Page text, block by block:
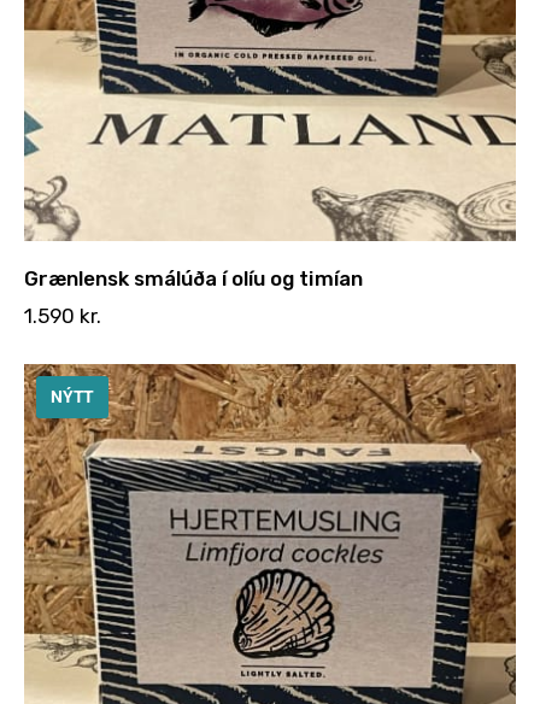
Grænlensk smálúða í olíu og timían
1.590 kr.
NÝTT